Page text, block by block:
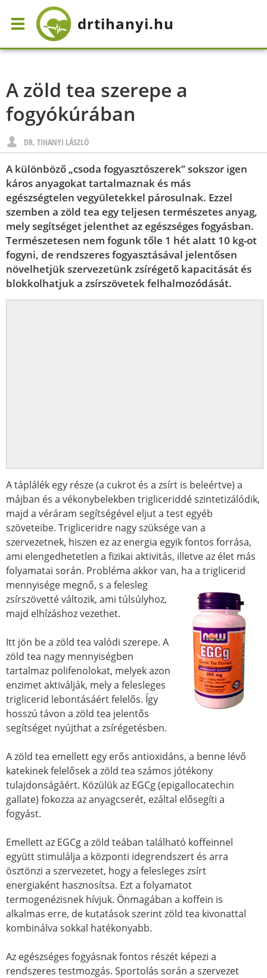
drtihanyi.hu
A zöld tea szerepe a
fogyókúrában
DR. TIHANYI LÁSZLÓ
A különböző „csoda fogyasztószerek” sokszor igen
káros anyagokat tartalmaznak és más
egészségtelen vegyületekkel párosulnak. Ezzel
szemben a zöld tea egy teljesen természetes anyag,
mely segítséget jelenthet az egészséges fogyásban.
Természetesen nem fogunk tőle 1 hét alatt 10 kg-ot
fogyni, de rendszeres fogyasztásával jelentősen
növelhetjük szervezetünk zsírégető kapacitását és
blokkolhatjuk a zsírszövetek felhalmozódását.
A táplálék egy része (a cukrot és a zsírt is beleértve) a
májban és a vékonybelekben trigliceriddé szintetizálódik,
majd a véráram segítségével eljut a test egyéb
szöveteibe. Trigliceridre nagy szüksége van a
szervezetnek, hiszen ez az energia egyik fontos forrása,
ami elengedhetetlen a fizikai aktivitás, illetve az élet más
folyamatai során. Probléma akkor van, ha a triglicerid
mennyisége megnő, s a felesleg
zsírszövetté változik, ami túlsúlyhoz,
majd elhízáshoz vezethet.
Itt jön be a zöld tea valódi szerepe. A
zöld tea nagy mennyiségben
tartalmaz polifenolokat, melyek azon
enzimet aktiválják, mely a felesleges
triglicerid lebontásáért felelős. Így
hosszú távon a zöld tea jelentős
segítséget nyújthat a zsírégetésben.
A zöld tea emellett egy erős antioxidáns, a benne lévő
katekinek felelősek a zöld tea számos jótékony
tulajdonságáért. Közülük az EGCg (epigallocatechin
gallate) fokozza az anyagcserét, ezáltal elősegíti a
fogyást.
Emellett az EGCg a zöld teában található koffeinnel
együtt stimulálja a központi idegrendszert és arra
ösztönzi a szervezetet, hogy a felesleges zsírt
energiaként hasznosítsa. Ezt a folyamatot
termogenézisnek hívjuk. Önmagában a koffein is
alkalmas erre, de kutatások szerint zöld tea kivonattal
kombinálva sokkal hatékonyabb.
Az egészséges fogyásnak fontos részét képezi a
rendszeres testmozgás. Sportolás során a szervezet